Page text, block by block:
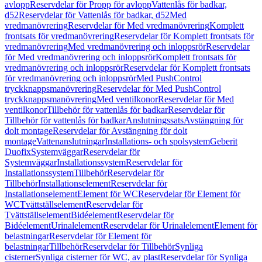
avloppReservdelar för Propp för avloppVattenlås för badkar,
d52Reservdelar för Vattenlås för badkar, d52Med
vredmanövreringReservdelar för Med vredmanövreringKomplett
frontsats för vredmanövreringReservdelar för Komplett frontsats för
vredmanövreringMed vredmanövrering och inloppsrörReservdelar
för Med vredmanövrering och inloppsrörKomplett frontsats för
vredmanövrering och inloppsrörReservdelar för Komplett frontsats
för vredmanövrering och inloppsrörMed PushControl
tryckknappsmanövreringReservdelar för Med PushControl
tryckknappsmanövreringMed ventilkonorReservdelar för Med
ventilkonorTillbehör för vattenlås för badkarReservdelar för
Tillbehör för vattenlås för badkarAnslutningssatsAvstängning för
dolt montageReservdelar för Avstängning för dolt
montageVattenanslutningarInstallations- och spolsystemGeberit
DuofixSystemväggarReservdelar för
SystemväggarInstallationssystemReservdelar för
InstallationssystemTillbehörReservdelar för
TillbehörInstallationselementReservdelar för
InstallationselementElement för WCReservdelar för Element för
WCTvättställselementReservdelar för
TvättställselementBidéelementReservdelar för
BidéelementUrinalelementReservdelar för UrinalelementElement för
belastningarReservdelar för Element för
belastningarTillbehörReservdelar för TillbehörSynliga
cisternerSynliga cisterner för WC, av plastReservdelar för Synliga